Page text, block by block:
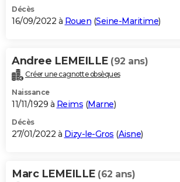
Décès
16/09/2022 à Rouen (Seine-Maritime)
Andree LEMEILLE (92 ans)
Créer une cagnotte obsèques
Naissance
11/11/1929 à Reims (Marne)
Décès
27/01/2022 à Dizy-le-Gros (Aisne)
Marc LEMEILLE (62 ans)